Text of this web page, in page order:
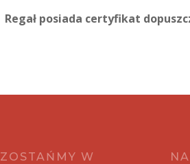
Regał posiada certyfikat
ZOSTAŃMY W